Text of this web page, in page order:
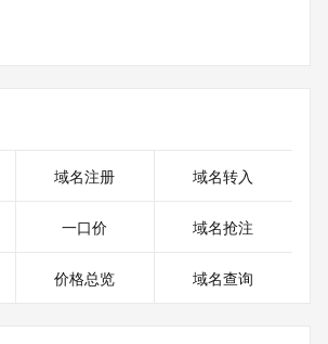
域名注册 域名转入
一口价 域名抢注
价格总览 域名查询